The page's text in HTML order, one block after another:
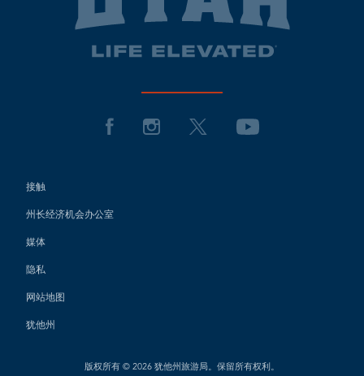
接触
州长经济机会办公室
媒体
隐私
网站地图
犹他州
版权所有 © 2026 犹他州旅游局。保留所有权利。